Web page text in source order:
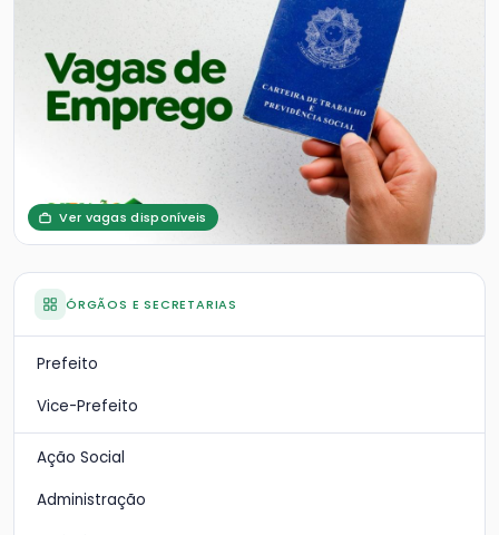
Ver vagas disponíveis
ÓRGÃOS E SECRETARIAS
Prefeito
Vice-Prefeito
Ação Social
Administração